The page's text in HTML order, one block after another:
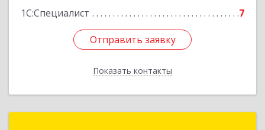
1С:Специалист
7
Отправить заявку
Показать контакты
Отправить заявку
Назад